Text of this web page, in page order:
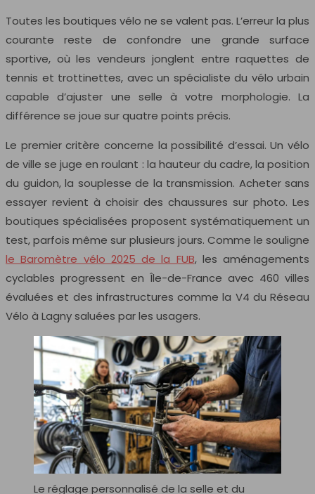
Toutes les boutiques vélo ne se valent pas. L’erreur la plus
courante reste de confondre une grande surface
sportive, où les vendeurs jonglent entre raquettes de
tennis et trottinettes, avec un spécialiste du vélo urbain
capable d’ajuster une selle à votre morphologie. La
différence se joue sur quatre points précis.
Le premier critère concerne la possibilité d’essai. Un vélo
de ville se juge en roulant : la hauteur du cadre, la position
du guidon, la souplesse de la transmission. Acheter sans
essayer revient à choisir des chaussures sur photo. Les
boutiques spécialisées proposent systématiquement un
test, parfois même sur plusieurs jours. Comme le souligne
le Baromètre vélo 2025 de la FUB, les aménagements
cyclables progressent en Île-de-France avec 460 villes
évaluées et des infrastructures comme la V4 du Réseau
Vélo à Lagny saluées par les usagers.
Le réglage personnalisé de la selle et du